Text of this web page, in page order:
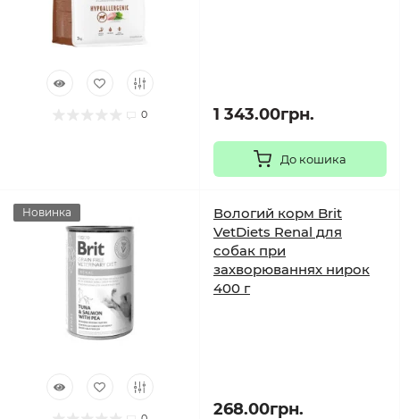
0 1 343.00грн.
До кошика
Новинка
Вологий корм Brit
VetDiets Renal для
собак при
захворюваннях нирок
400 г
268.00грн.